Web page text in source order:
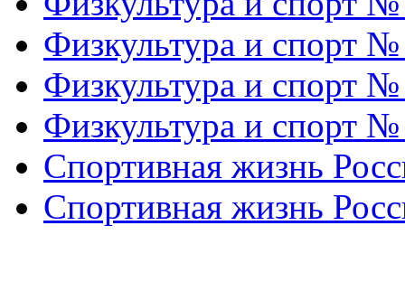
Физкультура и спорт
Физкультура и спорт
Физкультура и спорт
Спортивная жизнь
Спортивная жизнь